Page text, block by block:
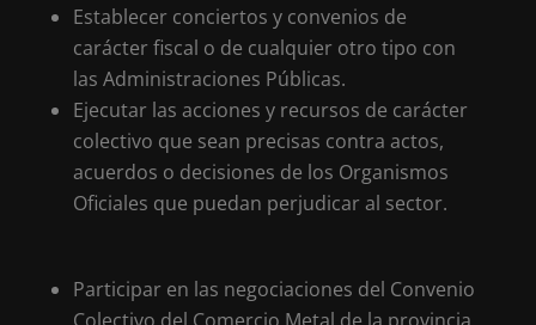
Establecer conciertos y convenios de
carácter fiscal o de cualquier otro tipo con
las Administraciones Públicas.
Ejecutar las acciones y recursos de carácter
colectivo que sean precisas contra actos,
acuerdos o decisiones de los Organismos
Oficiales que puedan perjudicar al sector.
Participar en las negociaciones del Convenio